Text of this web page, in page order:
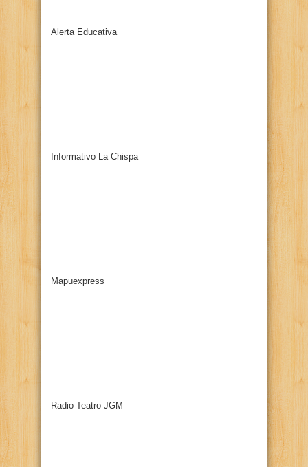
Alerta Educativa
Informativo La Chispa
Mapuexpress
Radio Teatro JGM